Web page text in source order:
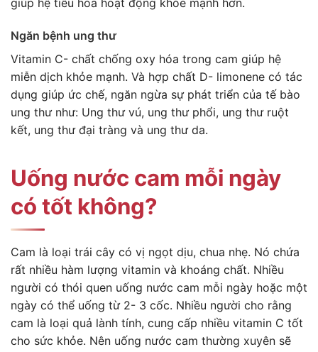
giúp hệ tiêu hóa hoạt động khỏe mạnh hơn.
Ngăn bệnh ung thư
Vitamin C- chất chống oxy hóa trong cam giúp hệ
miễn dịch khỏe mạnh. Và hợp chất D- limonene có tác
dụng giúp ức chế, ngăn ngừa sự phát triển của tế bào
ung thư như: Ung thư vú, ung thư phổi, ung thư ruột
kết, ung thư đại tràng và ung thư da.
Uống nước cam mỗi ngày
có tốt không?
Cam là loại trái cây có vị ngọt dịu, chua nhẹ. Nó chứa
rất nhiều hàm lượng vitamin và khoáng chất. Nhiều
người có thói quen uống nước cam mỗi ngày hoặc một
ngày có thể uống từ 2- 3 cốc. Nhiều người cho rằng
cam là loại quả lành tính, cung cấp nhiều vitamin C tốt
cho sức khỏe. Nên uống nước cam thường xuyên sẽ